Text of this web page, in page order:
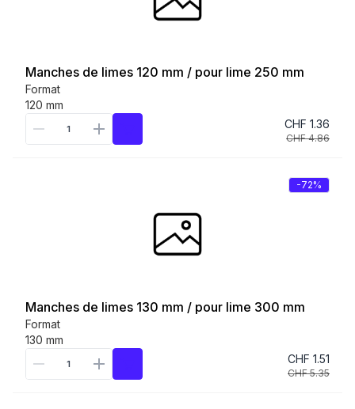
Manches de limes 120 mm / pour lime 250 mm
Format
120 mm
CHF 1.36
CHF 4.86
Manches de limes 130 mm / pour lime 300 mm
Format
130 mm
CHF 1.51
CHF 5.35
-72%